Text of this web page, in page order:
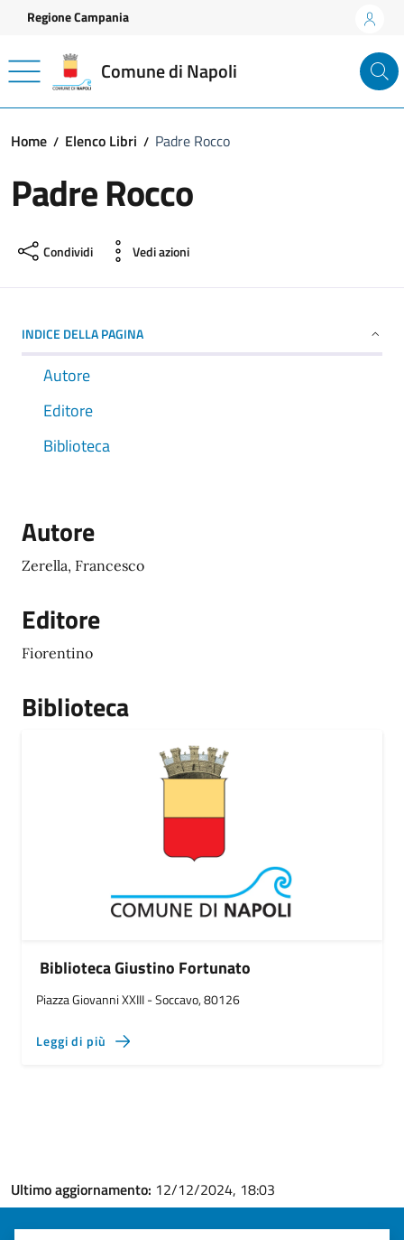
Vai ai contenuti
Vai al footer
Regione Campania
Comune di Napoli
Home Elenco Libri Padre Rocco
Padre Rocco
Condividi Vedi azioni
INDICE DELLA PAGINA
Autore
Editore
Biblioteca
Autore
Zerella, Francesco
Editore
Fiorentino
Biblioteca
Biblioteca Giustino Fortunato
Piazza Giovanni XXIII - Soccavo, 80126
Leggi di più
Ultimo aggiornamento: 12/12/2024, 18:03